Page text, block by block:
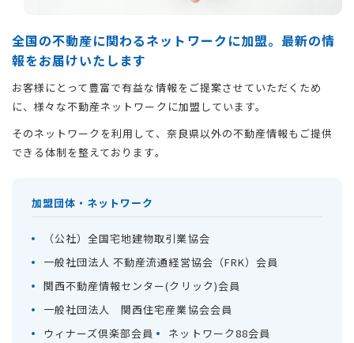
全国の不動産に関わるネットワークに加盟。最新の情
報をお届けいたします
お客様にとって豊富で有益な情報をご提案させていただくため
に、様々な不動産ネットワークに加盟しています。
そのネットワークを利用して、奈良県以外の不動産情報もご提供
できる体制を整えております。
加盟団体・ネットワーク
（公社）全国宅地建物取引業協会
一般社団法人 不動産流通経営協会（FRK）会員
関西不動産情報センター(クリック)会員
一般社団法人 関西住宅産業協会会員
ウィナーズ倶楽部会員
ネットワーク88会員